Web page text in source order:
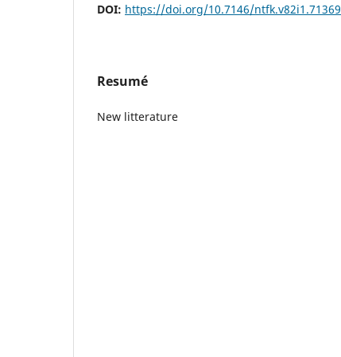
DOI: https://doi.org/10.7146/ntfk.v82i1.71369
Resumé
New litterature